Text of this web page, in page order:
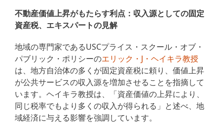
不動産価値上昇がもたらす利点：収入源としての固定
資産税、エキスパートの見解
地域の専門家であるUSCプライス・スクール・オブ・
パブリック・ポリシーのエリック・J・ヘイキラ教授
は、地方自治体の多くが固定資産税に頼り、価値上昇
が公共サービスの収入源を増加させることを指摘して
います。ヘイキラ教授は、「資産価値の上昇により、
同じ税率でもより多くの収入が得られる」と述べ、地
域経済に与える影響を強調しています。